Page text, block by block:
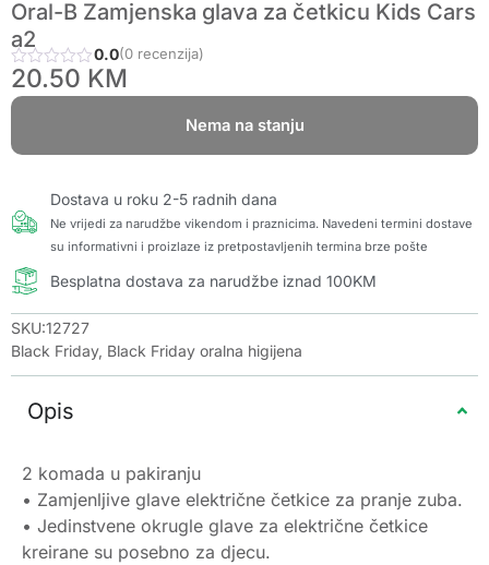
Oral-B Zamjenska glava za četkicu Kids Cars
a2
0.0(0 recenzija)
20.50 KM
Nema na stanju
Dostava u roku 2-5 radnih dana
Ne vrijedi za narudžbe vikendom i praznicima. Navedeni termini dostave
su informativni i proizlaze iz pretpostavljenih termina brze pošte
Besplatna dostava za narudžbe iznad 100KM
SKU:12727
Black Friday, Black Friday oralna higijena
Opis
2 komada u pakiranju
• Zamjenljive glave električne četkice za pranje zuba.
• Jedinstvene okrugle glave za električne četkice
kreirane su posebno za djecu.